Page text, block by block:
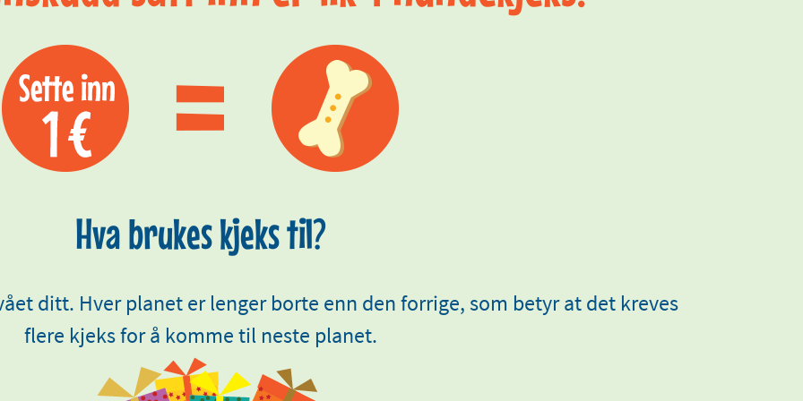
Hva brukes kjeks til?
ditt. Hver planet er lenger borte enn den forrige, som betyr at det kreves
flere kjeks for å komme til neste planet.